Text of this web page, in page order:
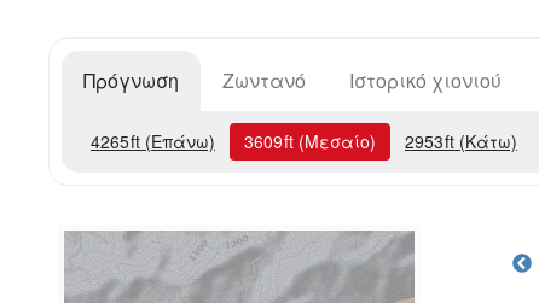
Πρόγνωση Ζωντανό Ιστορικό χιονιού
4265ft (Επάνω) 3609ft (Μεσαίο) 2953ft (Κάτω)